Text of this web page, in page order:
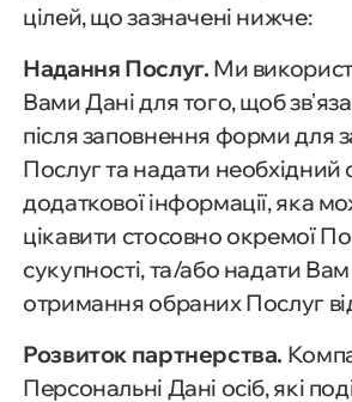
цілей, що зазначені нижче:
Надання Послуг. Ми
Вами Дані для того, щоб
після заповнення форми для
Послуг та надати необхідний
додаткової інформації, яка
цікавити стосовно окремої
сукупності, та/або надати
отримання обраних Послуг
Розвиток партнерства.
Персональні Дані осіб, які